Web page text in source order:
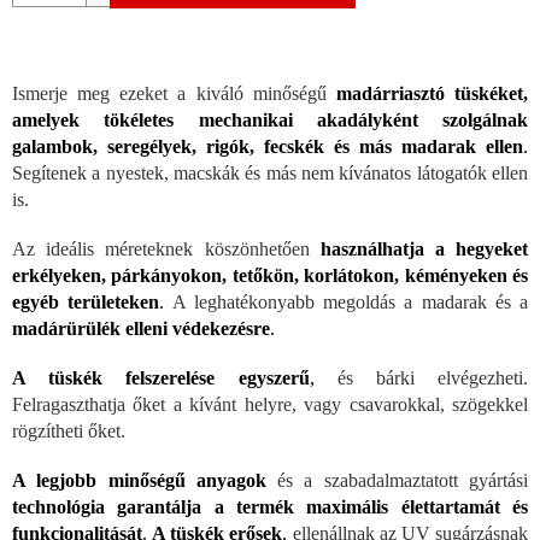
Ismerje meg ezeket a kiváló minőségű madárriasztó tüskéket,
amelyek tökéletes mechanikai akadályként szolgálnak
galambok, seregélyek, rigók, fecskék és más madarak ellen.
Segítenek a nyestek, macskák és más nem kívánatos látogatók ellen
is.
Az ideális méreteknek köszönhetően használhatja a hegyeket
erkélyeken, párkányokon, tetőkön, korlátokon, kéményeken és
egyéb területeken. A leghatékonyabb megoldás a madarak és a
madárürülék elleni védekezésre.
A tüskék felszerelése egyszerű, és bárki elvégezheti.
Felragaszthatja őket a kívánt helyre, vagy csavarokkal, szögekkel
rögzítheti őket.
A legjobb minőségű anyagokés a szabadalmaztatott gyártási
technológia garantálja a termék maximális élettartamát és
funkcionalitását. A tüskék erősek, ellenállnak az UV sugárzásnak